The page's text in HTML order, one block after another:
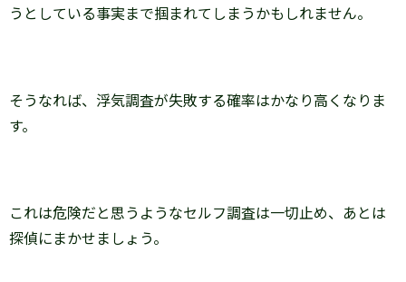
うとしている事実まで掴まれてしまうかもしれません。
そうなれば、浮気調査が失敗する確率はかなり高くなりま
す。
これは危険だと思うようなセルフ調査は一切止め、あとは
探偵にまかせましょう。